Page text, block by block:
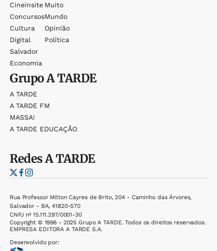
Cineinsite
Concursos
Cultura
Digital
Salvador
Economia
Muito
Mundo
Opinião
Política
GrupoA TARDE
A TARDE
A TARDE FM
MASSA!
A TARDE EDUCAÇÃO
RedesA TARDE
Rua Professor Milton Cayres de Brito, 204 - Caminho das Árvores,
Salvador - BA, 41820-570
CNPJ nº 15.111.297/0001-30
Copyright © 1996 - 2025 Grupo A TARDE. Todos os direitos reservados.
EMPRESA EDITORA A TARDE S.A.
Desenvolvido por: